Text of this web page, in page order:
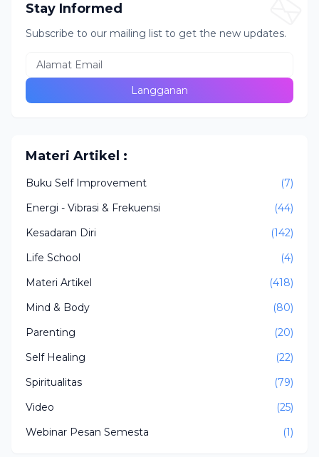
Stay Informed
Subscribe to our mailing list to get the new updates.
Materi Artikel :
Buku Self Improvement
(7)
Energi - Vibrasi & Frekuensi
(44)
Kesadaran Diri
(142)
Life School
(4)
Materi Artikel
(418)
Mind & Body
(80)
Parenting
(20)
Self Healing
(22)
Spiritualitas
(79)
Video
(25)
Webinar Pesan Semesta
(1)